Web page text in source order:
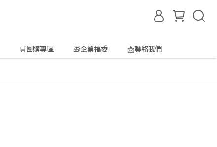
🛒團購專區 🎁企業福委 📩聯絡我們